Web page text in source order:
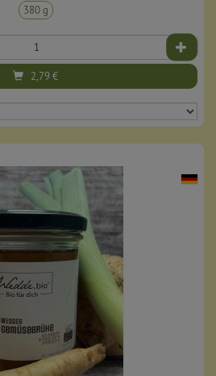
380 g
2,79€